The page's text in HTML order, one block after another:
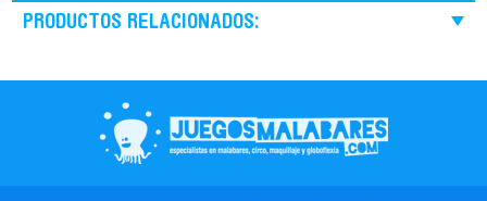
PRODUCTOS RELACIONADOS: